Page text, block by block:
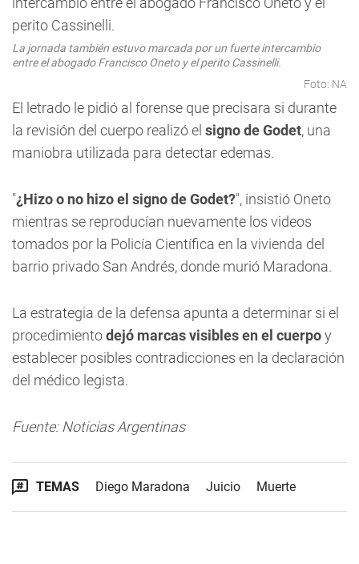
La jornada también estuvo marcada por un fuerte intercambio
entre el abogado Francisco Oneto y el perito Cassinelli.
Foto: NA
El letrado le pidió al forense que precisara si durante
la revisión del cuerpo realizó el signo de Godet, una
maniobra utilizada para detectar edemas.
"¿Hizo o no hizo el signo de Godet?", insistió Oneto
mientras se reproducían nuevamente los videos
tomados por la Policía Científica en la vivienda del
barrio privado San Andrés, donde murió Maradona.
La estrategia de la defensa apunta a determinar si el
procedimientodejó marcas visibles en el cuerpoy
establecer posibles contradicciones en la declaración
del médico legista.
Fuente: Noticias Argentinas
TEMAS Diego Maradona Juicio Muerte